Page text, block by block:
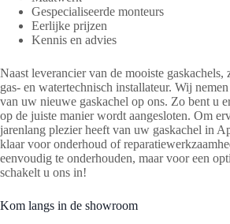
Gespecialiseerde monteurs
Eerlijke prijzen
Kennis en advies
Naast leverancier van de mooiste
gas- en watertechnisch installateur. Wij
van uw nieuwe gaskachel op ons. Zo bent u
op de juiste manier wordt aangesloten. Om
jarenlang plezier heeft van uw gaskachel in
klaar voor onderhoud of
eenvoudig te onderhouden, maar voor een
schakelt u ons in!
Kom langs in de showroom